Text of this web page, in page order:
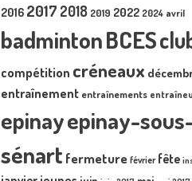
2016 2017 2018 2019 2022 2024 avril
badmintonBCES
compétition créneaux
entraînement entraînements
epinayepinay-
sénart fermeture février fête